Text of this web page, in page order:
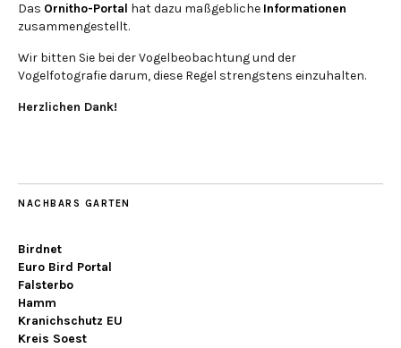
Das Ornitho-Portal hat dazu maßgebliche Informationen
zusammengestellt.
Wir bitten Sie bei der Vogelbeobachtung und der
Vogelfotografie darum, diese Regel strengstens einzuhalten.
Herzlichen Dank!
NACHBARS GARTEN
Birdnet
Euro Bird Portal
Falsterbo
Hamm
Kranichschutz EU
Kreis Soest